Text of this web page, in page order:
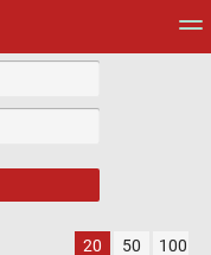
20 50 100